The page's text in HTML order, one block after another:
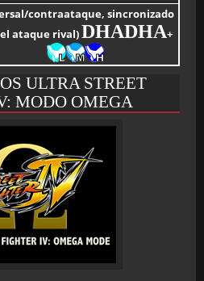
contraataque, sincronizado
ataque rival)DHADHA+
ULTRA STREET
MODO OMEGA